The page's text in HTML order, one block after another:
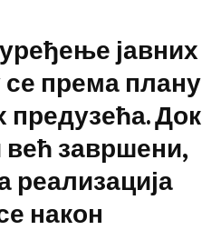
јавних
се према плану
предузећа. Док
већ завршени,
реализација
након